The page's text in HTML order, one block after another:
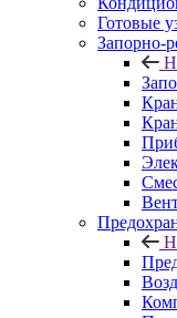
Готовые
Запорно-